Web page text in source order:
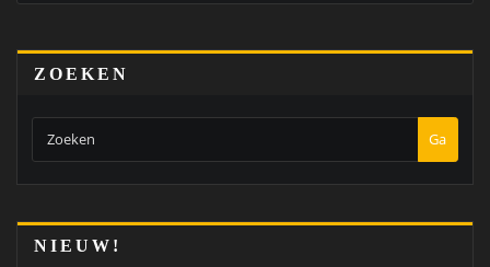
ZOEKEN
Ga
NIEUW!